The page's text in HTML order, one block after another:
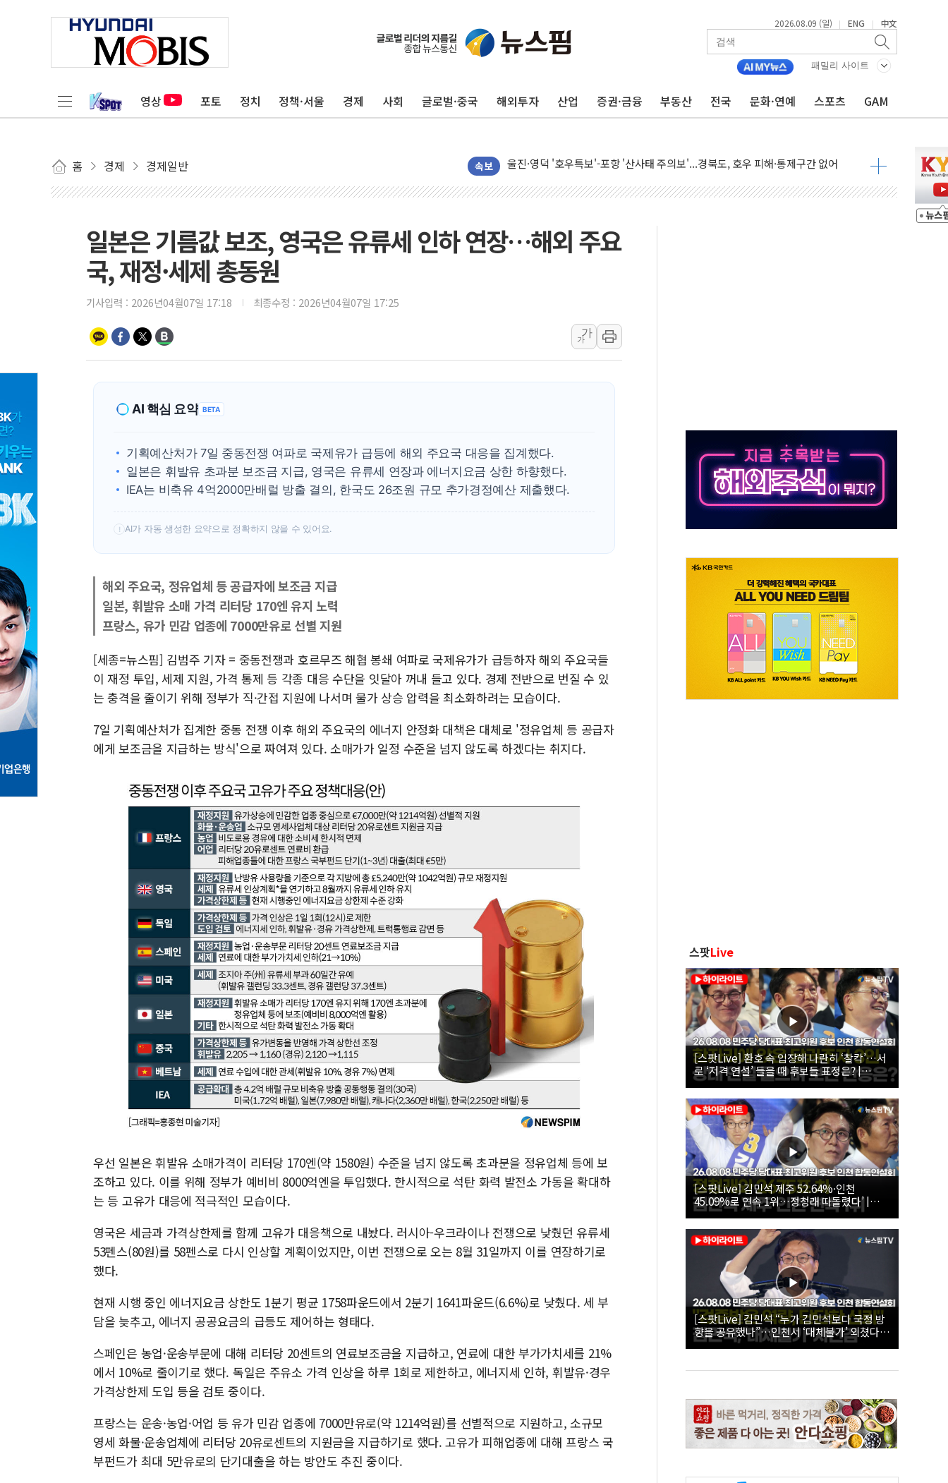
2026.08.09 (일) | ENG | 中文
패밀리 사이트
영상 포토 정치 정책·서울 경제 사회 글로벌·중국 해외투자 산업 증권·금융 부동산 전국 문화·연예 스포츠 GAM
홈 경제 경제일반 속보
포항시 재난예산 40억 긴급 투입…고수온 양식장 복구·지원 '총력'
[종합] 김민석, 정청래에 '0.86%p' 차 재역전 성공...金 45.42% vs 鄭 44.56%
인천 합동연설회 나선 송영길·정청래·김민석 당대표 후보
인사하는 김민석 당대표 후보
[속보] 민주, 제주·인천 경선 결과 발표...김민석 47.75% 정청래 42.08%
美, 이란전 출구전략 만지작…공습 한계·탄약 부족 현실화
강릉·동해·삼척 시간당 최대 50㎜ 폭우…강원 동해안 강한 비 이어져
추미애, '위안부' 피해자 기림의 날 참석..."국제적 시민 연대로 목소리 내야"
인천 선재도 갯벌서 해루질 중 실종 60대 나흘만에 숨진 채 발견
인천서 말다툼 중 어머니 흉기 살해 10대 아들 체포
'화합' 꺼낸 김민석에 '뻔뻔' 받아친 정청래…제주 연설서 신경전 고조
일본은 기름값 보조, 영국은 유류세 인하 연장…해외 주요
국, 재정·세제 총동원
기사입력 : 2026년04월07일 17:18 최종수정 : 2026년04월07일 17:25
가
가
AI 핵심 요약 BETA
기획예산처가 7일 중동전쟁 여파로 국제유가 급등에 해외 주요국 대응을 집계했다.
일본은 휘발유 초과분 보조금 지급, 영국은 유류세 연장과 에너지요금 상한 하향했다.
IEA는 비축유 4억2000만배럴 방출 결의, 한국도 26조원 규모 추가경정예산 제출했다.
! AI가 자동 생성한 요약으로 정확하지 않을 수 있어요.
해외 주요국, 정유업체 등 공급자에 보조금 지급
일본, 휘발유 소매 가격 리터당 170엔 유지 노력
프랑스, 유가 민감 업종에 7000만유로 선별 지원
[세종=뉴스핌] 김범주 기자 = 중동전쟁과 호르무즈 해협 봉쇄 여파로 국제유가가 급등하자 해외 주요국들
이 재정 투입, 세제 지원, 가격 통제 등 각종 대응 수단을 잇달아 꺼내 들고 있다. 경제 전반으로 번질 수 있
는 충격을 줄이기 위해 정부가 직·간접 지원에 나서며 물가 상승 압력을 최소화하려는 모습이다.
7일 기획예산처가 집계한 중동 전쟁 이후 해외 주요국의 에너지 안정화 대책은 대체로 '정유업체 등 공급자
에게 보조금을 지급하는 방식'으로 짜여져 있다. 소매가가 일정 수준을 넘지 않도록 하겠다는 취지다.
우선 일본은 휘발유 소매가격이 리터당 170엔(약 1580원) 수준을 넘지 않도록 초과분을 정유업체 등에 보
조하고 있다. 이를 위해 정부가 예비비 8000억엔을 투입했다. 한시적으로 석탄 화력 발전소 가동을 확대하
는 등 고유가 대응에 적극적인 모습이다.
영국은 세금과 가격상한제를 함께 고유가 대응책으로 내놨다. 러시아-우크라이나 전쟁으로 낮췄던 유류세
53펜스(80원)를 58펜스로 다시 인상할 계획이었지만, 이번 전쟁으로 오는 8월 31일까지 이를 연장하기로
했다.
현재 시행 중인 에너지요금 상한도 1분기 평균 1758파운드에서 2분기 1641파운드(6.6%)로 낮췄다. 세 부
담을 늦추고, 에너지 공공요금의 급등도 제어하는 형태다.
스페인은 농업·운송부문에 대해 리터당 20센트의 연료보조금을 지급하고, 연료에 대한 부가가치세를 21%
에서 10%로 줄이기로 했다. 독일은 주유소 가격 인상을 하루 1회로 제한하고, 에너지세 인하, 휘발유·경우
가격상한제 도입 등을 검토 중이다.
프랑스는 운송·농업·어업 등 유가 민감 업종에 7000만유로(약 1214억원)를 선별적으로 지원하고, 소규모
영세 화물·운송업체에 리터당 20유로센트의 지원금을 지급하기로 했다. 고유가 피해업종에 대해 프랑스 국
부펀드가 최대 5만유로의 단기대출을 하는 방안도 추진 중이다.
스팟Live
[스팟Live] 환호 속 입장해 나란히 ‘찰칵’…서
로 ‘저격 연설’ 들을 때 후보들 표정은? |
26.08.08 더불어민주당 당대표·최고위원 후
보 인천 합동연설회
[스팟Live] 김민석 제주 52.64%·인천
45.09%로 연속 1위…정청래 따돌렸다’ |
26.08.08 더불어민주당 당대표·최고위원 후
보 인천 합동연설회
[스팟Live] 김민석 “누가 김민석보다 국정 방
향을 공유했나”…인천서 ‘대체불가’ 외쳤다 |
26.08.08 더불어민주당 당대표·최고위원 후